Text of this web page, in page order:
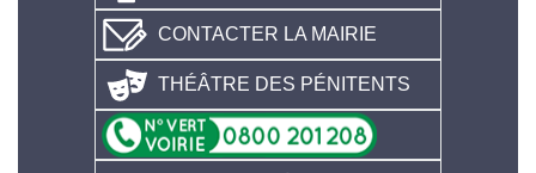
CONTACTER LA MAIRIE
THÉÂTRE DES PÉNITENTS